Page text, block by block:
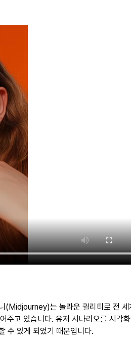
(Midjourney)는 놀라운 퀄리티로 전 세
주고 있습니다. 유저 시나리오를 시각
수 있게 되었기 때문입니다.